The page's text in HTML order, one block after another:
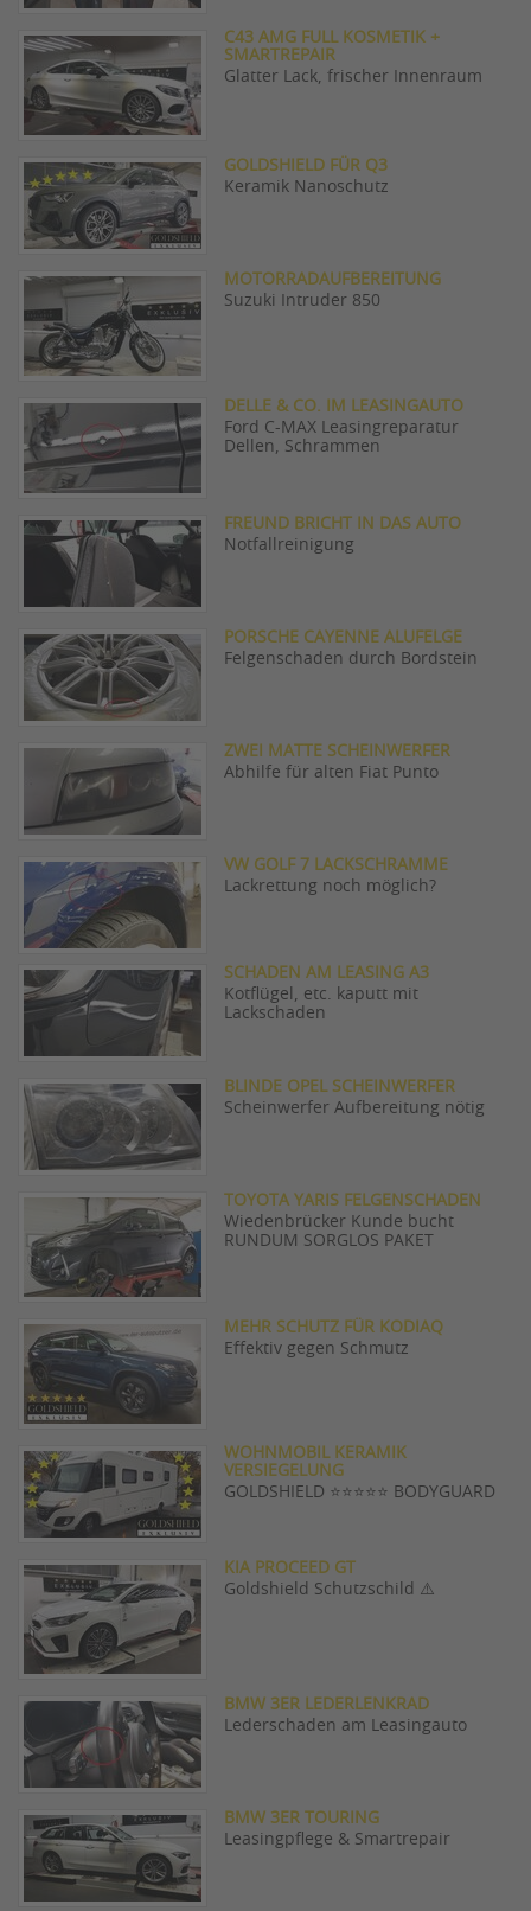
C43 AMG FULL KOSMETIK +
SMARTREPAIR
Glatter Lack, frischer Innenraum
GOLDSHIELD FÜR Q3
Keramik Nanoschutz
MOTORRADAUFBEREITUNG
Suzuki Intruder 850
DELLE & CO. IM LEASINGAUTO
Ford C-MAX Leasingreparatur
Dellen, Schrammen
FREUND BRICHT IN DAS AUTO
Notfallreinigung
PORSCHE CAYENNE ALUFELGE
Felgenschaden durch Bordstein
ZWEI MATTE SCHEINWERFER
Abhilfe für alten Fiat Punto
VW GOLF 7 LACKSCHRAMME
Lackrettung noch möglich?
SCHADEN AM LEASING A3
Kotflügel, etc. kaputt mit
Lackschaden
BLINDE OPEL SCHEINWERFER
Scheinwerfer Aufbereitung nötig
TOYOTA YARIS FELGENSCHADEN
Wiedenbrücker Kunde bucht
RUNDUM SORGLOS PAKET
MEHR SCHUTZ FÜR KODIAQ
Effektiv gegen Schmutz
WOHNMOBIL KERAMIK
VERSIEGELUNG
GOLDSHIELD ⭐️⭐️⭐️⭐️⭐️ BODYGUARD
KIA PROCEED GT
Goldshield Schutzschild ⚠️
BMW 3ER LEDERLENKRAD
Lederschaden am Leasingauto
BMW 3ER TOURING
Leasingpflege & Smartrepair